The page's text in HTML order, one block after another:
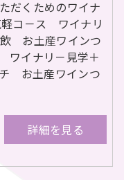
だくためのワイナ
軽コ－ス ワイナリ
お土産ワインつ
イナリ－見学＋
お土産ワインつ
詳細を見る